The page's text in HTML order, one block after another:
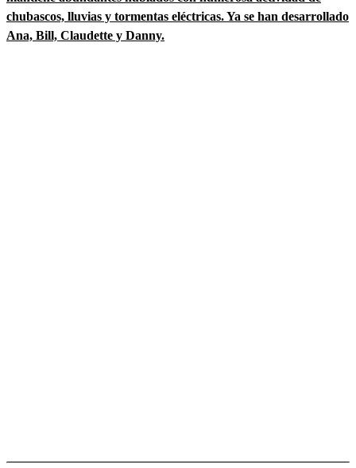
chubascos, lluvias y tormentas eléctricas. Ya se han desarrollado
Ana, Bill, Claudette y Danny.